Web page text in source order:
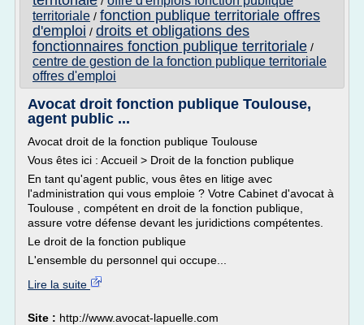
territoriale / fonction publique territoriale offres
d'emploi / droits et obligations des
fonctionnaires fonction publique territoriale /
centre de gestion de la fonction publique territoriale
offres d'emploi
Avocat droit fonction publique Toulouse,
agent public ...
Avocat droit de la fonction publique Toulouse
Vous êtes ici : Accueil > Droit de la fonction publique
En tant qu'agent public, vous êtes en litige avec
l'administration qui vous emploie ? Votre Cabinet d'avocat à
Toulouse , compétent en droit de la fonction publique,
assure votre défense devant les juridictions compétentes.
Le droit de la fonction publique
L'ensemble du personnel qui occupe...
Lire la suite
Site : http://www.avocat-lapuelle.com